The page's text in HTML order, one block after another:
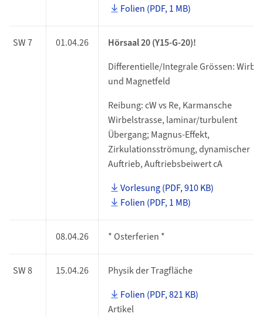
Folien (PDF, 1 MB)
SW 7 01.04.26
Hörsaal 20 (Y15-G-20)!
Differentielle/Integrale Grössen: Wirbel
und Magnetfeld
Reibung: cW vs Re, Karmansche
Wirbelstrasse, laminar/turbulent
Übergang; Magnus-Effekt,
Zirkulationsströmung, dynamischer
Auftrieb, Auftriebsbeiwert cA
Vorlesung (PDF, 910 KB)
Folien (PDF, 1 MB)
08.04.26 * Osterferien *
SW 8 15.04.26
Physik der Tragfläche
Folien (PDF, 821 KB)
Artikel